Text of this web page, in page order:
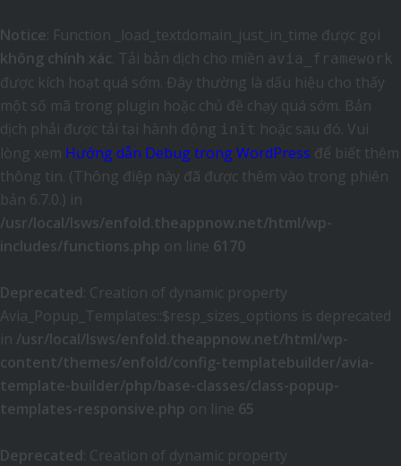
Notice: Function _load_textdomain_just_in_time được gọi
không chính xác. Tải bản dịch cho miền avia_framework
được kích hoạt quá sớm. Đây thường là dấu hiệu cho thấy
một số mã trong plugin hoặc chủ đề chạy quá sớm. Bản
dịch phải được tải tại hành động init hoặc sau đó. Vui
lòng xem Hướng dẫn Debug trong WordPress để biết thêm
thông tin. (Thông điệp này đã được thêm vào trong phiên
bản 6.7.0.) in
/usr/local/lsws/enfold.theappnow.net/html/wp-
includes/functions.php on line 6170
Deprecated: Creation of dynamic property
Avia_Popup_Templates::$resp_sizes_options is deprecated
in /usr/local/lsws/enfold.theappnow.net/html/wp-
content/themes/enfold/config-templatebuilder/avia-
template-builder/php/base-classes/class-popup-
templates-responsive.php on line 65
Deprecated: Creation of dynamic property